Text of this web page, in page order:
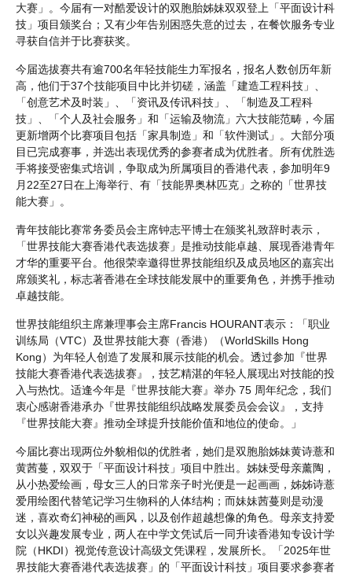
大赛」。今届有一对酷爱设计的双胞胎姊妹双双登上「平面设计科
技」项目颁奖台；又有少年告别困惑失意的过去，在餐饮服务专业
寻获自信并于比赛获奖。
今届选拔赛共有逾700名年轻技能生力军报名，报名人数创历年新
高，他们于37个技能项目中比并切磋，涵盖「建造工程科技」、
「创意艺术及时装」、「资讯及传讯科技」、「制造及工程科
技」、「个人及社会服务」和「运输及物流」六大技能范畴，今届
更新增两个比赛项目包括「家具制造」和「软件测试」。大部分项
目已完成赛事，并选出表现优秀的参赛者成为优胜者。所有优胜选
手将接受密集式培训，争取成为所属项目的香港代表，参加明年9
月22至27日在上海举行、有「技能界奥林匹克」之称的「世界技
能大赛」。
青年技能比赛常务委员会主席钟志平博士在颁奖礼致辞时表示，
「世界技能大赛香港代表选拔赛」是推动技能卓越、展现香港青年
才华的重要平台。他很荣幸邀得世界技能组织及成员地区的嘉宾出
席颁奖礼，标志著香港在全球技能发展中的重要角色，并携手推动
卓越技能。
世界技能组织主席兼理事会主席Francis HOURANT表示：「职业
训练局（VTC）及世界技能大赛（香港）（WorldSkills Hong
Kong）为年轻人创造了发展和展示技能的机会。透过参加『世界
技能大赛香港代表选拔赛』，技艺精湛的年轻人展现出对技能的投
入与热忱。适逢今年是『世界技能大赛』举办 75 周年纪念，我们
衷心感谢香港承办『世界技能组织战略发展委员会会议』，支持
『世界技能大赛』推动全球提升技能价值和地位的使命。」
今届比赛出现两位外貌相似的优胜者，她们是双胞胎姊妹黄诗薏和
黄茜蔓，双双于「平面设计科技」项目中胜出。姊妹受母亲薰陶，
从小热爱绘画，母女三人的日常亲子时光便是一起画画，姊姊诗薏
爱用绘图代替笔记学习生物科的人体结构；而妹妹茜蔓则是动漫
迷，喜欢奇幻神秘的画风，以及创作超越想像的角色。母亲支持爱
女以兴趣发展专业，两人在中学文凭试后一同升读香港知专设计学
院（HKDI）视觉传意设计高级文凭课程，发展所长。「2025年世
界技能大赛香港代表选拔赛」的「平面设计科技」项目要求参赛者